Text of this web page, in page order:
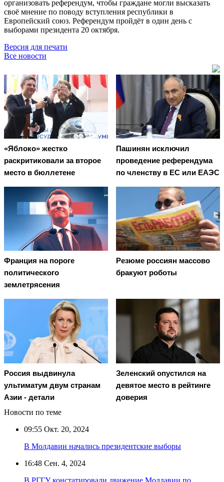
организовать референдум, чтобы граждане могли высказать
своё мнение по поводу вступления республики в
Европейский союз. Референдум пройдёт в один день с
выборами президента 20 октября.
Версия для печати
Все новости
«Яблоко» жестко
раскритиковали за второе
место в бюллетене
Пашинян исключил
проведение референдума
по членству в ЕС или ЕАЭС
Франция на пороге
политического
землетрясения
Резюме россиян массово
бракуют роботы
Россия выдвинула
ультиматум двум странам
Азии - детали
Зеленский опустился на
девятое место в рейтинге
доверия
Новости по теме
09:55 Окт. 20, 2024
В Молдавии начались президентские выборы
16:48 Сен. 4, 2024
В РГГУ констатировали движение Молдавии по